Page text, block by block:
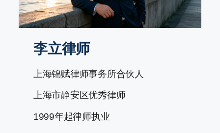
李立律师
上海锦赋律师事务所合伙人
上海市静安区优秀律师
1999年起律师执业